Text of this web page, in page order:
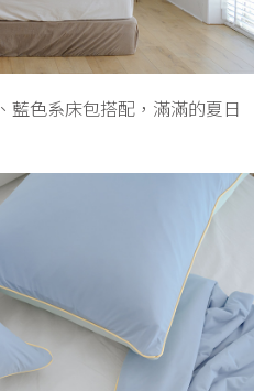
藍色系床包搭配，滿滿的夏日